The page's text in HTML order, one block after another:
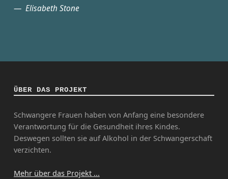
Elisabeth Stone
ÜBER DAS PROJEKT
Schwangere Frauen haben von Anfang eine besondere
Verantwortung für die Gesundheit ihres Kindes.
Deswegen sollten sie auf Alkohol in der Schwangerschaft
verzichten.
Mehr über das Projekt ...